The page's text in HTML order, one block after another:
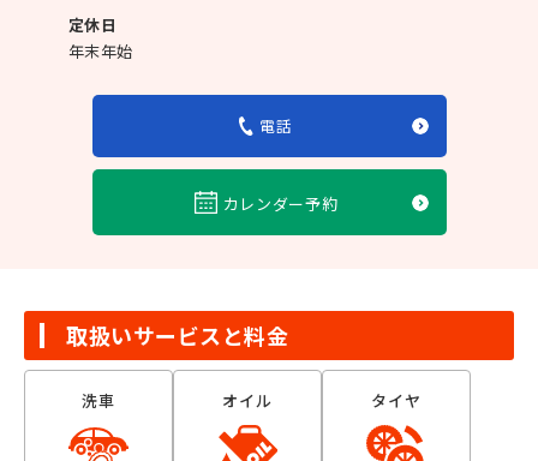
定休日
年末年始
電話
カレンダー予約
取扱いサービスと料金
洗車 オイル タイヤ